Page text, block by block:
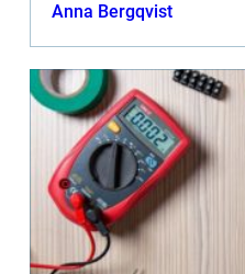
Anna Bergqvist